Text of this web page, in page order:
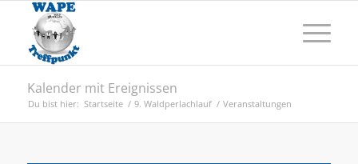
Kalender mit Ereignissen
Du bist hier: Startseite / 9. Waldperlachlauf / Veranstaltungen